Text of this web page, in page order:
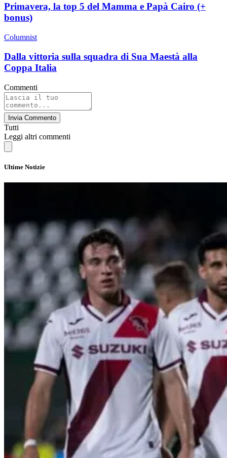
Primavera, la top 5 del Mamma e Papà Cairo (+
bonus)
Columnist
Dalla vittoria sulla squadra di Sua Maestà alla
Coppa Italia
Commenti
Invia Commento
Tutti
Leggi altri commenti
Ultime Notizie